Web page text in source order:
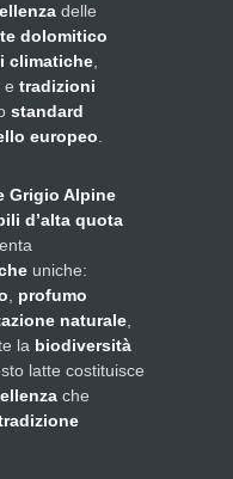
delle
dolomitico
climatiche
e tradizioni
standard
europeo
Grigio Alpine
d’alta quota
uniche:
profumo
naturale
la biodiversità
latte costituisce
che